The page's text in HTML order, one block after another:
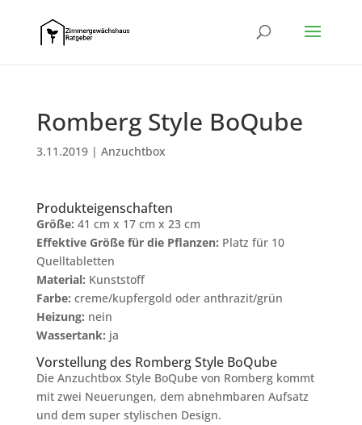
Romberg Style BoQube
3.11.2019| Anzuchtbox
Produkteigenschaften
Größe: 41 cm x 17 cm x 23 cm
Effektive Größe für die Pflanzen: Platz für 10
Quelltabletten
Material: Kunststoff
Farbe: creme/kupfergold oder anthrazit/grün
Heizung: nein
Wassertank: ja
Vorstellung des Romberg Style BoQube
Die Anzuchtbox Style BoQube von Romberg kommt
mit zwei Neuerungen, dem abnehmbaren Aufsatz
und dem super stylischen Design.